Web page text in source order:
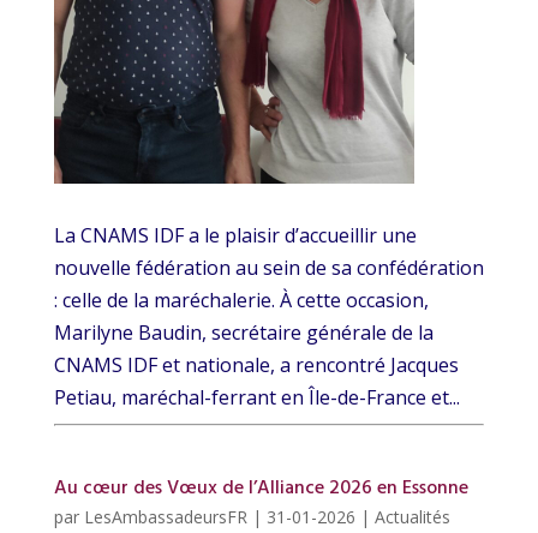
La CNAMS IDF a le plaisir d’accueillir une
nouvelle fédération au sein de sa confédération
: celle de la maréchalerie. À cette occasion,
Marilyne Baudin, secrétaire générale de la
CNAMS IDF et nationale, a rencontré Jacques
Petiau, maréchal-ferrant en Île-de-France et...
Au cœur des Vœux de l’Alliance 2026 en Essonne
par LesAmbassadeursFR| 31-01-2026 | Actualités